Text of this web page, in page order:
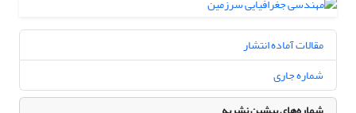
مقالات آماده انتشار
شماره جاری